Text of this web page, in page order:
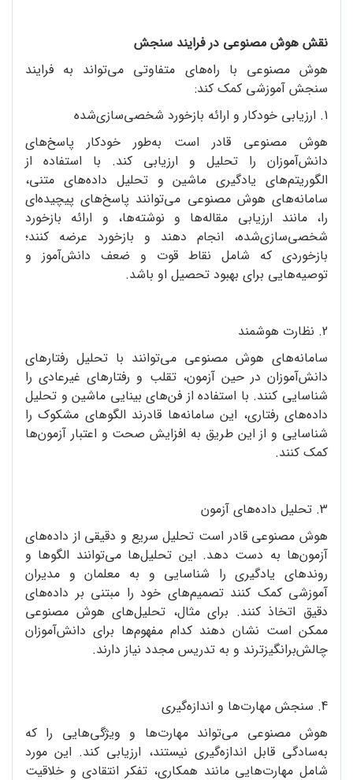
نقش هوش مصنوعی در فرایند سنجش
هوش مصنوعی با راه‌های متفاوتی می‌تواند به فرایند
سنجش آموزشی کمک کند:
1. ارزیابی خودکار و ارائه بازخورد شخصی‌سازی‌شده
هوش مصنوعی قادر است به‌طور خودکار پاسخ‌های
دانش‌آموزان را تحلیل و ارزیابی کند. با استفاده از
الگوریتم‌های یادگیری ماشین و تحلیل داده‌های متنی،
سامانه‌‌های هوش مصنوعی می‌توانند پاسخ‌های پیچیده‌ای
را، مانند ارزیابی مقاله‌ها و نوشته‌ها، و ارائه بازخورد
شخصی‌سازی‌شده، انجام دهند و بازخورد عرضه کنند؛
بازخوردی که شامل نقاط قوت و ضعف دانش‌آموز و
توصیه‌هایی برای بهبود تحصیل او باشد.
2. نظارت هوشمند
سامانه‌های هوش مصنوعی می‌توانند با تحلیل رفتارهای
دانش‌آموزان در حین آزمون، تقلب و رفتارهای غیرعادی را
شناسایی کنند. با استفاده از فن‌های بینایی ماشین و تحلیل
داده‌های رفتاری، این سامانه‌ها قادرند الگوهای مشکوک را
شناسایی و از این طریق به افزایش صحت و اعتبار آزمون‌ها
کمک کنند.
3. تحلیل داده‌های آزمون
هوش مصنوعی قادر است تحلیل سریع و دقیقی از داده‌های
آزمون‌ها به دست دهد. این تحلیل‌ها می‌توانند الگوها و
روندهای یادگیری را شناسایی و به معلمان و مدیران
آموزشی کمک کنند تصمیم‌های خود را مبتنی بر داده‌های
دقیق اتخاذ کنند. برای مثال، تحلیل‌های هوش مصنوعی
ممکن است نشان دهند کدام مفهوم‌ها برای دانش‌آموزان
چالش‌برانگیزترند و به تدریس مجدد نیاز دارند.
4. سنجش مهارت‌ها و اندازه‌گیری
هوش مصنوعی می‌تواند مهارت‌ها و ویژگی‌هایی را که
به‌سادگی قابل اندازه‌گیری نیستند، ارزیابی کند. این مورد
شامل مهارت‌هایی مانند همکاری، تفکر انتقادی و خلاقیت